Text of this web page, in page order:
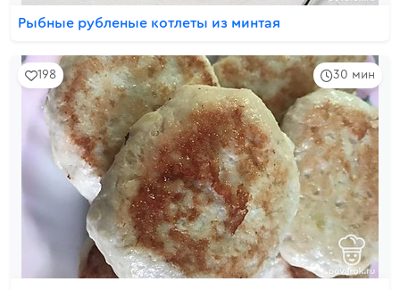
Рыбные рубленые котлеты из минтая
30 мин
198